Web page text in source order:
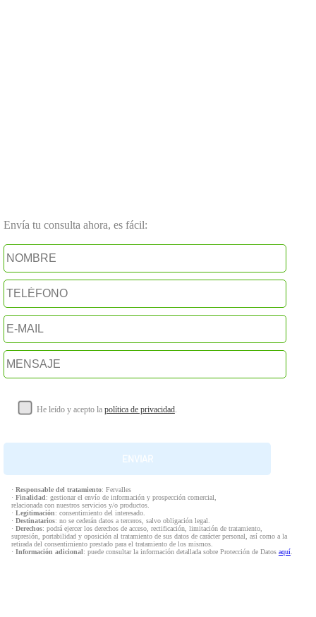
Envía tu consulta ahora, es fácil:
He leído y acepto la política de privacidad.
· Responsable del tratamiento: Fervalles
· Finalidad: gestionar el envío de información y prospección comercial,
relacionada con nuestros servicios y/o productos.
· Legitimación: consentimiento del interesado.
· Destinatarios: no se cederán datos a terceros, salvo obligación legal.
· Derechos: podrá ejercer los derechos de acceso, rectificación, limitación de tratamiento,
supresión, portabilidad y oposición al tratamiento de sus datos de carácter personal, así como a la
retirada del consentimiento prestado para el tratamiento de los mismos.
· Información adicional: puede consultar la información detallada sobre Protección de Datos aquí.